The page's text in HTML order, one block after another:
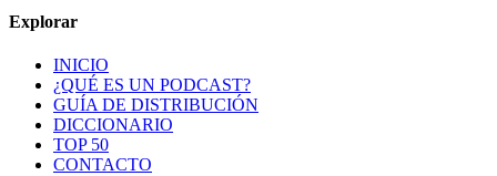
Explorar
INICIO
¿QUÉ ES UN PODCAST?
GUÍA DE DISTRIBUCIÓN
DICCIONARIO
TOP 50
CONTACTO